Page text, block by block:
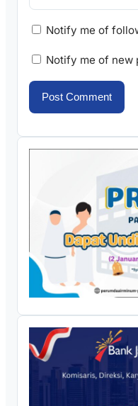
Notify me of
Notify me of new